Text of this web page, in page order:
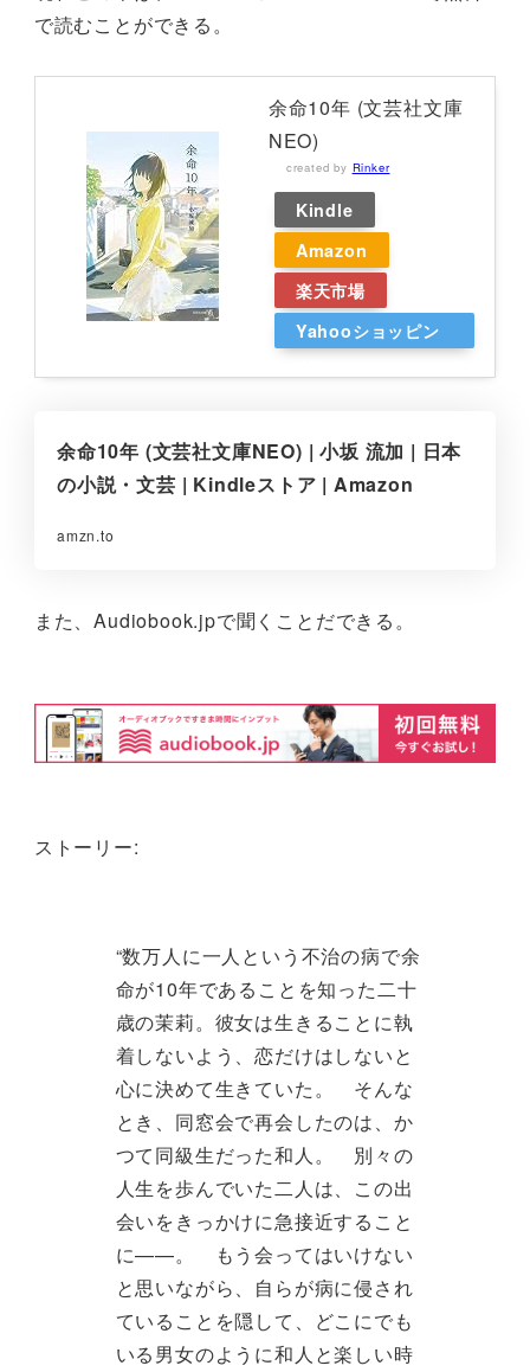
で読むことができる。
余命10年 (文芸社文庫
NEO)
created by Rinker
Kindle
Amazon
楽天市場
Yahooショッピン
余命10年 (文芸社文庫NEO) | 小坂 流加 | 日本
の小説・文芸 | Kindleストア | Amazon
amzn.to
また、Audiobook.jpで聞くことだできる。
ストーリー:
“数万人に一人という不治の病で余
命が10年であることを知った二十
歳の茉莉。彼女は生きることに執
着しないよう、恋だけはしないと
心に決めて生きていた。 そんな
とき、同窓会で再会したのは、か
つて同級生だった和人。 別々の
人生を歩んでいた二人は、この出
会いをきっかけに急接近すること
に——。 もう会ってはいけない
と思いながら、自らが病に侵され
ていることを隠して、どこにでも
いる男女のように和人と楽しい時